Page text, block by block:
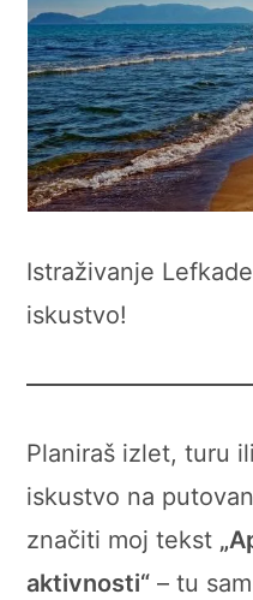
Istraživanje
iskustvo!
Planiraš izlet, turu
iskustvo na
značiti moj tekst
aktivnosti“ – tu